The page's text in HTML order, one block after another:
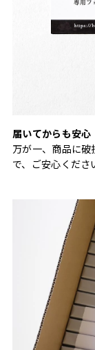
届いてからも安心
万が一、商品に
で、ご安心くださ